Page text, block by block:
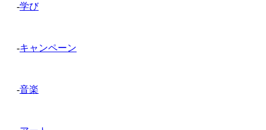
-学び
-キャンペーン
-音楽